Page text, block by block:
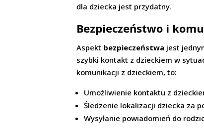
dla dziecka jest przydatny.
Bezpieczeństwo i
Aspekt bezpieczeństwa jest
szybki kontakt z dzieckiem w
komunikacji z dzieckiem, to:
Umożliwienie kontaktu z
Śledzenie lokalizacji dziecka za
Wysyłanie powiadomień do